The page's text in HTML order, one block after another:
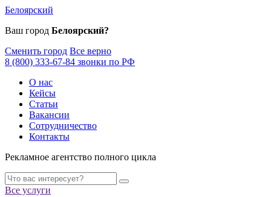
Белоярский
Ваш город Белоярский?
Сменить город Все верно
8 (800) 333-67-84 звонки по РФ
О нас
Кейсы
Статьи
Вакансии
Сотрудничество
Контакты
Рекламное агентство полного цикла
Все услуги